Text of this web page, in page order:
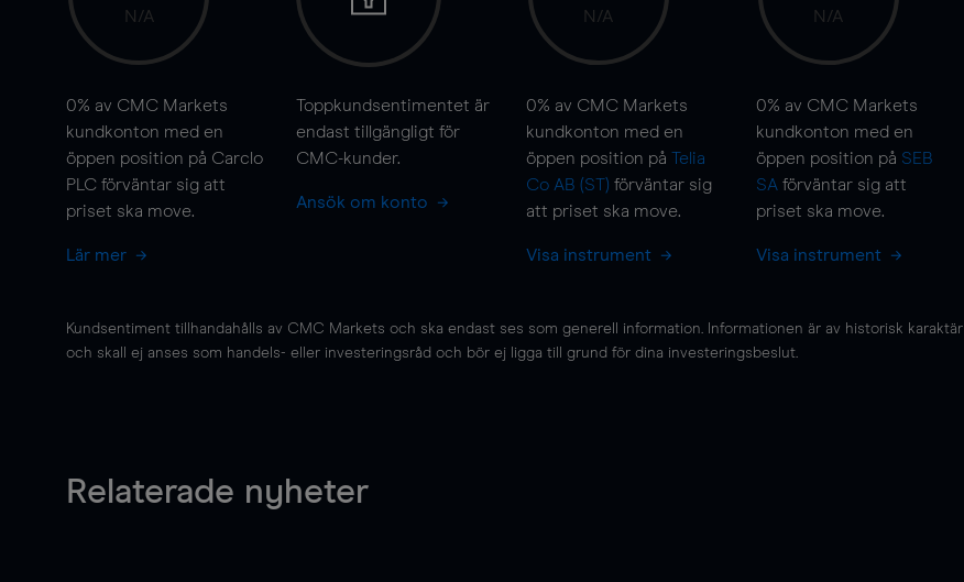
N/A
0% av CMC Markets
kundkonton med en
öppen position på Carclo
PLC förväntar sig att
priset ska move.
Lär mer
Toppkundsentimentet är
endast tillgängligt för
CMC-kunder.
Ansök om konto
N/A
0% av CMC Markets
kundkonton med en
öppen position på Telia
Co AB (ST) förväntar sig
att priset ska move.
Visa instrument
N/A
0% av CMC Markets
kundkonton med en
öppen position på SEB
SA förväntar sig att
priset ska move.
Visa instrument
Kundsentiment tillhandahålls av CMC Markets och ska endast ses som generell information. Informationen är av historisk karaktär
och skall ej anses som handels- eller investeringsråd och bör ej ligga till grund för dina investeringsbeslut.
Relaterade nyheter